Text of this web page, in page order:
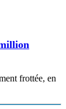
frottée, en